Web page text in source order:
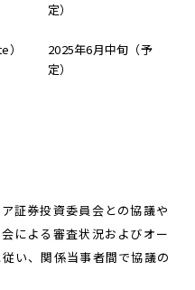
定）
2025年6月中旬（予
定）
証券投資委員会との協議や
による審査状況およびオー
い、関係当事者間で協議の